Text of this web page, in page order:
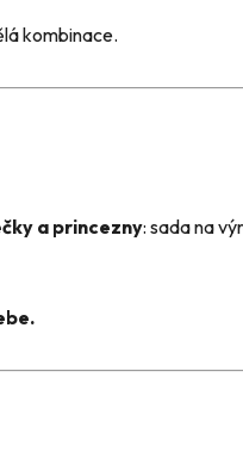
kombinace.
a princezny: sada na